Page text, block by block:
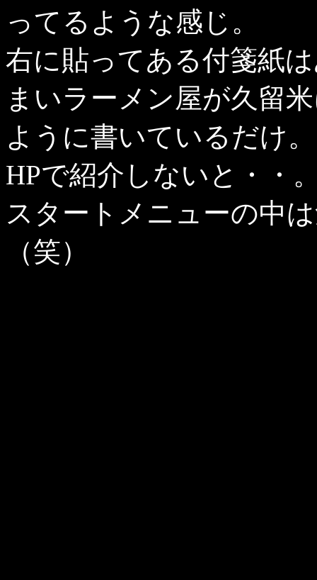
ってるような感じ。
右に貼ってある付箋紙
まいラーメン屋が久留
ように書いているだけ。
HPで紹介しないと・・
スタートメニューの中
（笑）